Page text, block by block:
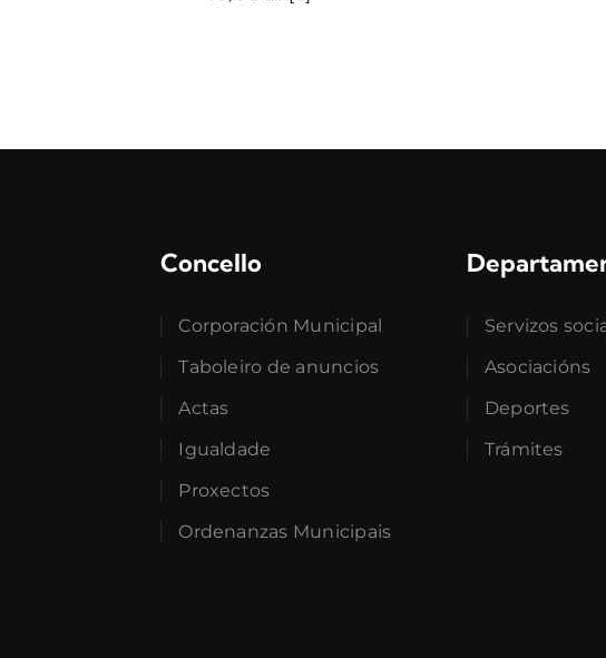
Concello
Corporación Municipal
Taboleiro de anuncios
Actas
Igualdade
Proxectos
Ordenanzas Municipais
Servizos
Asociacións
Deportes
Trámites